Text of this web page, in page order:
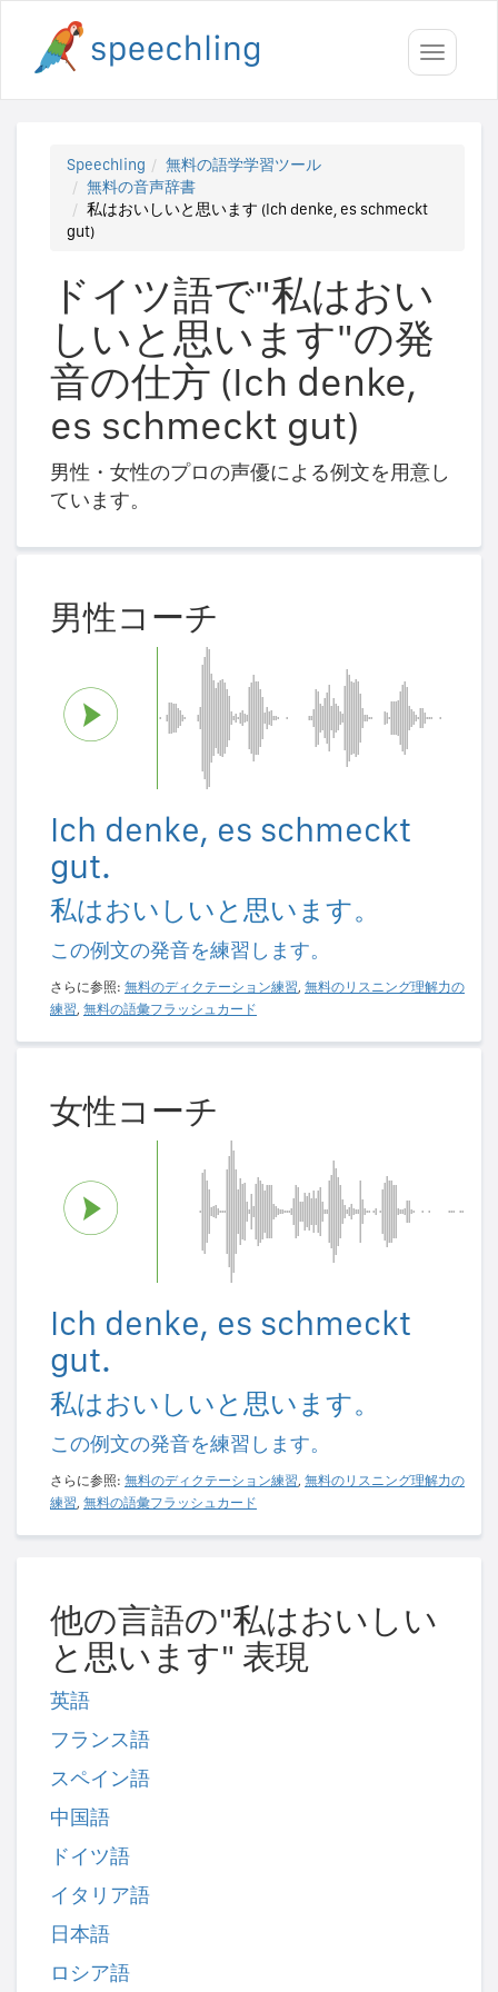
Toggle
Speechling
無料の語学学習ツール
無料の音声辞書
私はおいしいと思います (Ich denke, es schmeckt
gut)
ドイツ語で"私はおい
しいと思います"の発
音の仕方 (Ich denke,
es schmeckt gut)
男性・女性のプロの声優による例文を用意し
ています。
男性コーチ
Ich denke, es schmeckt
gut.
私はおいしいと思います。
この例文の発音を練習します。
さらに参照: 無料のディクテーション練習, 無料のリスニング理解力の
練習, 無料の語彙フラッシュカード
女性コーチ
Ich denke, es schmeckt
gut.
私はおいしいと思います。
この例文の発音を練習します。
さらに参照: 無料のディクテーション練習, 無料のリスニング理解力の
練習, 無料の語彙フラッシュカード
他の言語の"私はおいしい
と思います" 表現
英語
フランス語
スペイン語
中国語
ドイツ語
イタリア語
日本語
ロシア語